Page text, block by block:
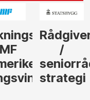
/
til
i Gulen